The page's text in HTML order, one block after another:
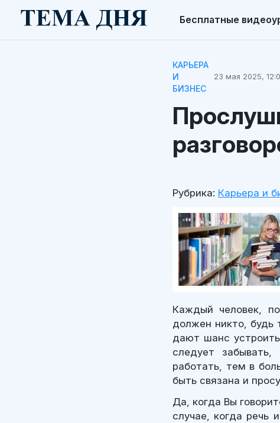
Бесплатные
КАРЬЕРА
И
БИЗНЕС
23 мая 2025,
Рубрика: Карьера и
Каждый человек,
должен никто, будь
дают шанс
следует
работать, тем в
быть связана и
Да, когда Вы
случае, когда речь